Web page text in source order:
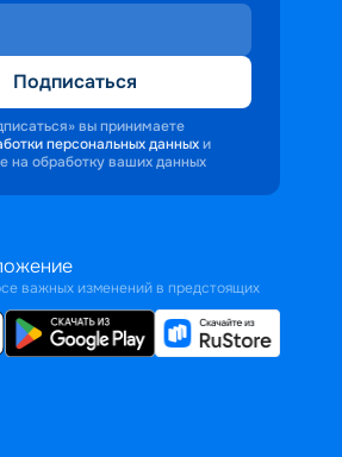
Подписаться
вы принимаете
персональных данных и
на обработку ваших данных
важных изменений в предстоящих